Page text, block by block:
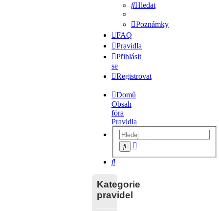
Hledat
Poznámky
FAQ
Pravidla
Přihlásit
se
Registrovat
Domů
Obsah
fóra
Pravidla
Hledat
Hledat
Kategorie
pravidel